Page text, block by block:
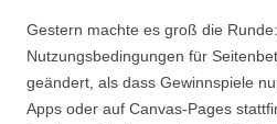
Gestern machte es groß die
Nutzungsbedingungen für
geändert, als dass Gewinnspiele
Apps oder auf Canvas-Pages